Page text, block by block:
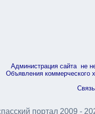
Администрация сайта не
Объявления коммерческого
портал 2009 -